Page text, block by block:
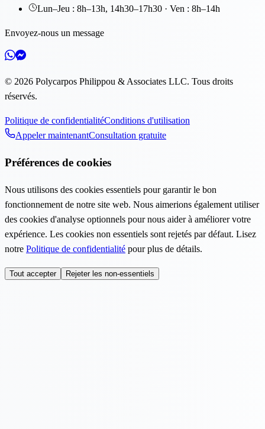
Lun–Jeu : 8h–13h, 14h30–17h30 · Ven : 8h–14h
Envoyez-nous un message
© 2026 Polycarpos Philippou & Associates LLC. Tous droits
réservés.
Politique de confidentialitéConditions d'utilisation
Appeler maintenantConsultation gratuite
Préférences de cookies
Nous utilisons des cookies essentiels pour garantir le bon
fonctionnement de notre site web. Nous aimerions également utiliser
des cookies d'analyse optionnels pour nous aider à améliorer votre
expérience. Les cookies non essentiels sont rejetés par défaut. Lisez
notre Politique de confidentialité pour plus de détails.
Tout accepter Rejeter les non-essentiels